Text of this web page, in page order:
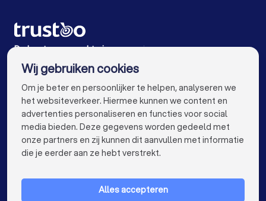
Personal trainers in Bemmel
Personal trainers in Amsterdam
Personal trainers in Rotterdam
Personal trainers in Den Haag
Personal trainers in Utrecht
Personal trainers in Tilburg
De beste personal trainers voor jou
VOOR PARTICULIEREN keyboard_arrow_down
Wij gebruiken cookies
Om je beter en persoonlijker te helpen, analyseren we
het websiteverkeer. Hiermee kunnen we content en
advertenties personaliseren en functies voor social
media bieden. Deze gegevens worden gedeeld met
onze partners en zij kunnen dit aanvullen met informatie
die je eerder aan ze hebt verstrekt.
Alles accepteren